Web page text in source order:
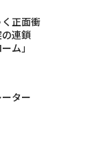
正面衝
連鎖
ム」
ーター